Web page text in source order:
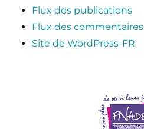
Flux des publications
Flux des commentaires
Site de WordPress-FR